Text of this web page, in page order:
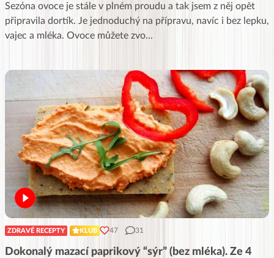
Sezóna ovoce je stále v plném proudu a tak jsem z něj opět
připravila dortík. Je jednoduchý na přípravu, navíc i bez lepku,
vajec a mléka. Ovoce můžete zvo...
ZDRAVÉ RECEPTY KLUB 47 31
Dokonalý mazací paprikový “sýr” (bez mléka). Ze 4